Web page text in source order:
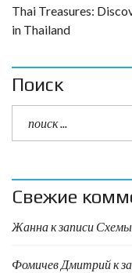
Thai Treasures:
in Thailand
Поиск
Свежие
Жаннак записи
Фомичев Дмитрийк